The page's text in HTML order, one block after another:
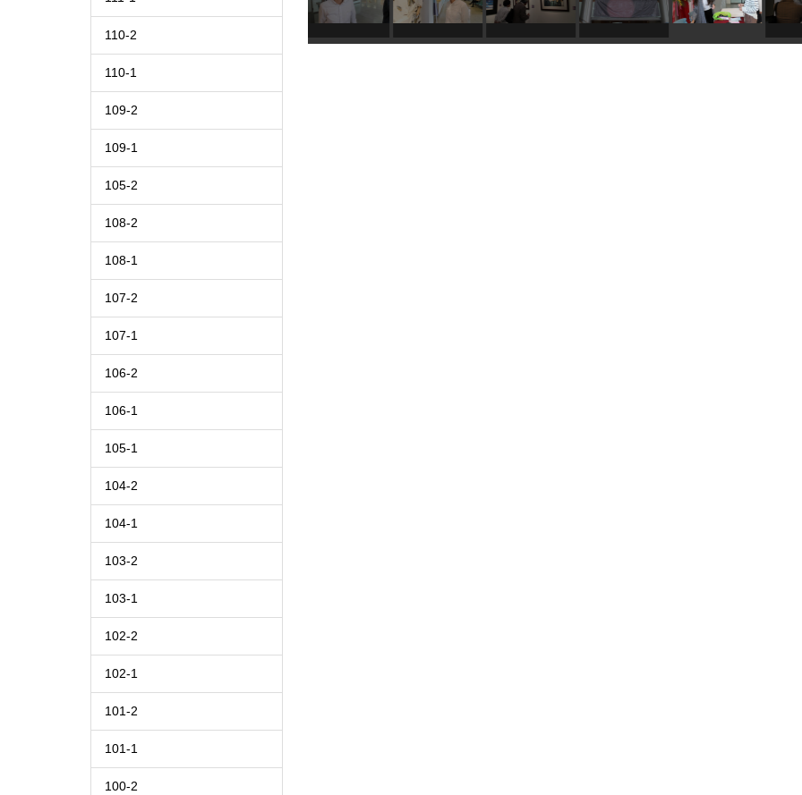
110-2
110-1
109-2
109-1
105-2
108-2
108-1
107-2
107-1
106-2
106-1
105-1
104-2
104-1
103-2
103-1
102-2
102-1
101-2
101-1
100-2